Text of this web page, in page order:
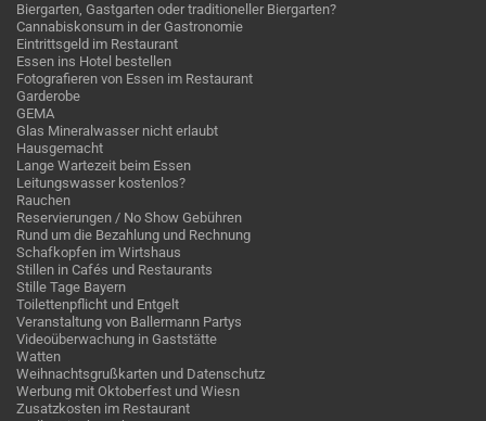
Biergarten, Gastgarten oder traditioneller Biergarten?
Cannabiskonsum in der Gastronomie
Eintrittsgeld im Restaurant
Essen ins Hotel bestellen
Fotografieren von Essen im Restaurant
Garderobe
GEMA
Glas Mineralwasser nicht erlaubt
Hausgemacht
Lange Wartezeit beim Essen
Leitungswasser kostenlos?
Rauchen
Reservierungen / No Show Gebühren
Rund um die Bezahlung und Rechnung
Schafkopfen im Wirtshaus
Stillen in Cafés und Restaurants
Stille Tage Bayern
Toilettenpflicht und Entgelt
Veranstaltung von Ballermann Partys
Videoüberwachung in Gaststätte
Watten
Weihnachtsgrußkarten und Datenschutz
Werbung mit Oktoberfest und Wiesn
Zusatzkosten im Restaurant